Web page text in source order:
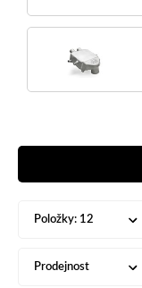
Položky: 12
Prodejnost